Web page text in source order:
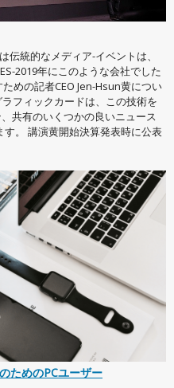
伝統的なメディア-イベントは、
2019年にこのような会社でした
めの記者CEO Jen-Hsun黄につい
フィックカードは、この技術を
共有のいくつかの良いニュース
。 講演黄開始決算発表時に公表
ためのPCユーザー